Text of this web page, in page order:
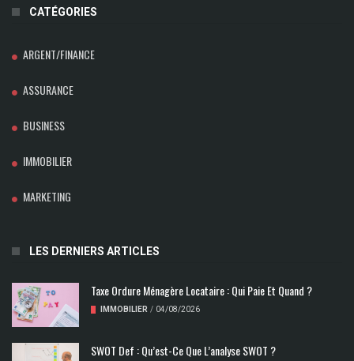
CATÉGORIES
ARGENT/FINANCE
ASSURANCE
BUSINESS
IMMOBILIER
MARKETING
LES DERNIERS ARTICLES
Taxe Ordure Ménagère Locataire : Qui Paie Et Quand ?
IMMOBILIER / 04/08/2026
SWOT Def : Qu’est-Ce Que L’analyse SWOT ?